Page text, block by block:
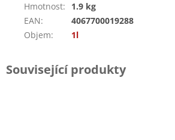
Hmotnost:
1.9 kg
EAN:
4067700019288
Objem: 1l
Související produkty